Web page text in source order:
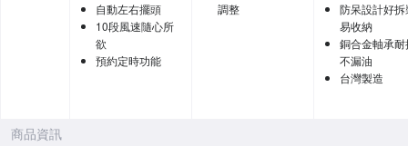
自動左右擺頭
10段風速隨心所
欲
預約定時功能
調整
防呆設計好拆
易收納
銅合金軸承耐
不漏油
台灣製造
商品資訊